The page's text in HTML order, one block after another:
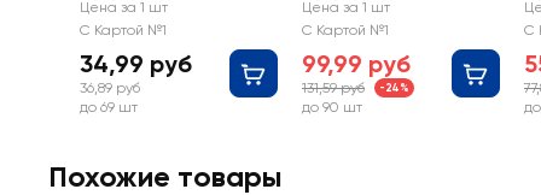
Cake Bar с кремом
какао
Цена за 1 шт
С Картой №1
34,99 руб
36,89 руб
до 69 шт
Цена за 1 шт
С Картой №1
99,99 руб
131,59 руб -24%
до 90 шт
С
Похожие товары